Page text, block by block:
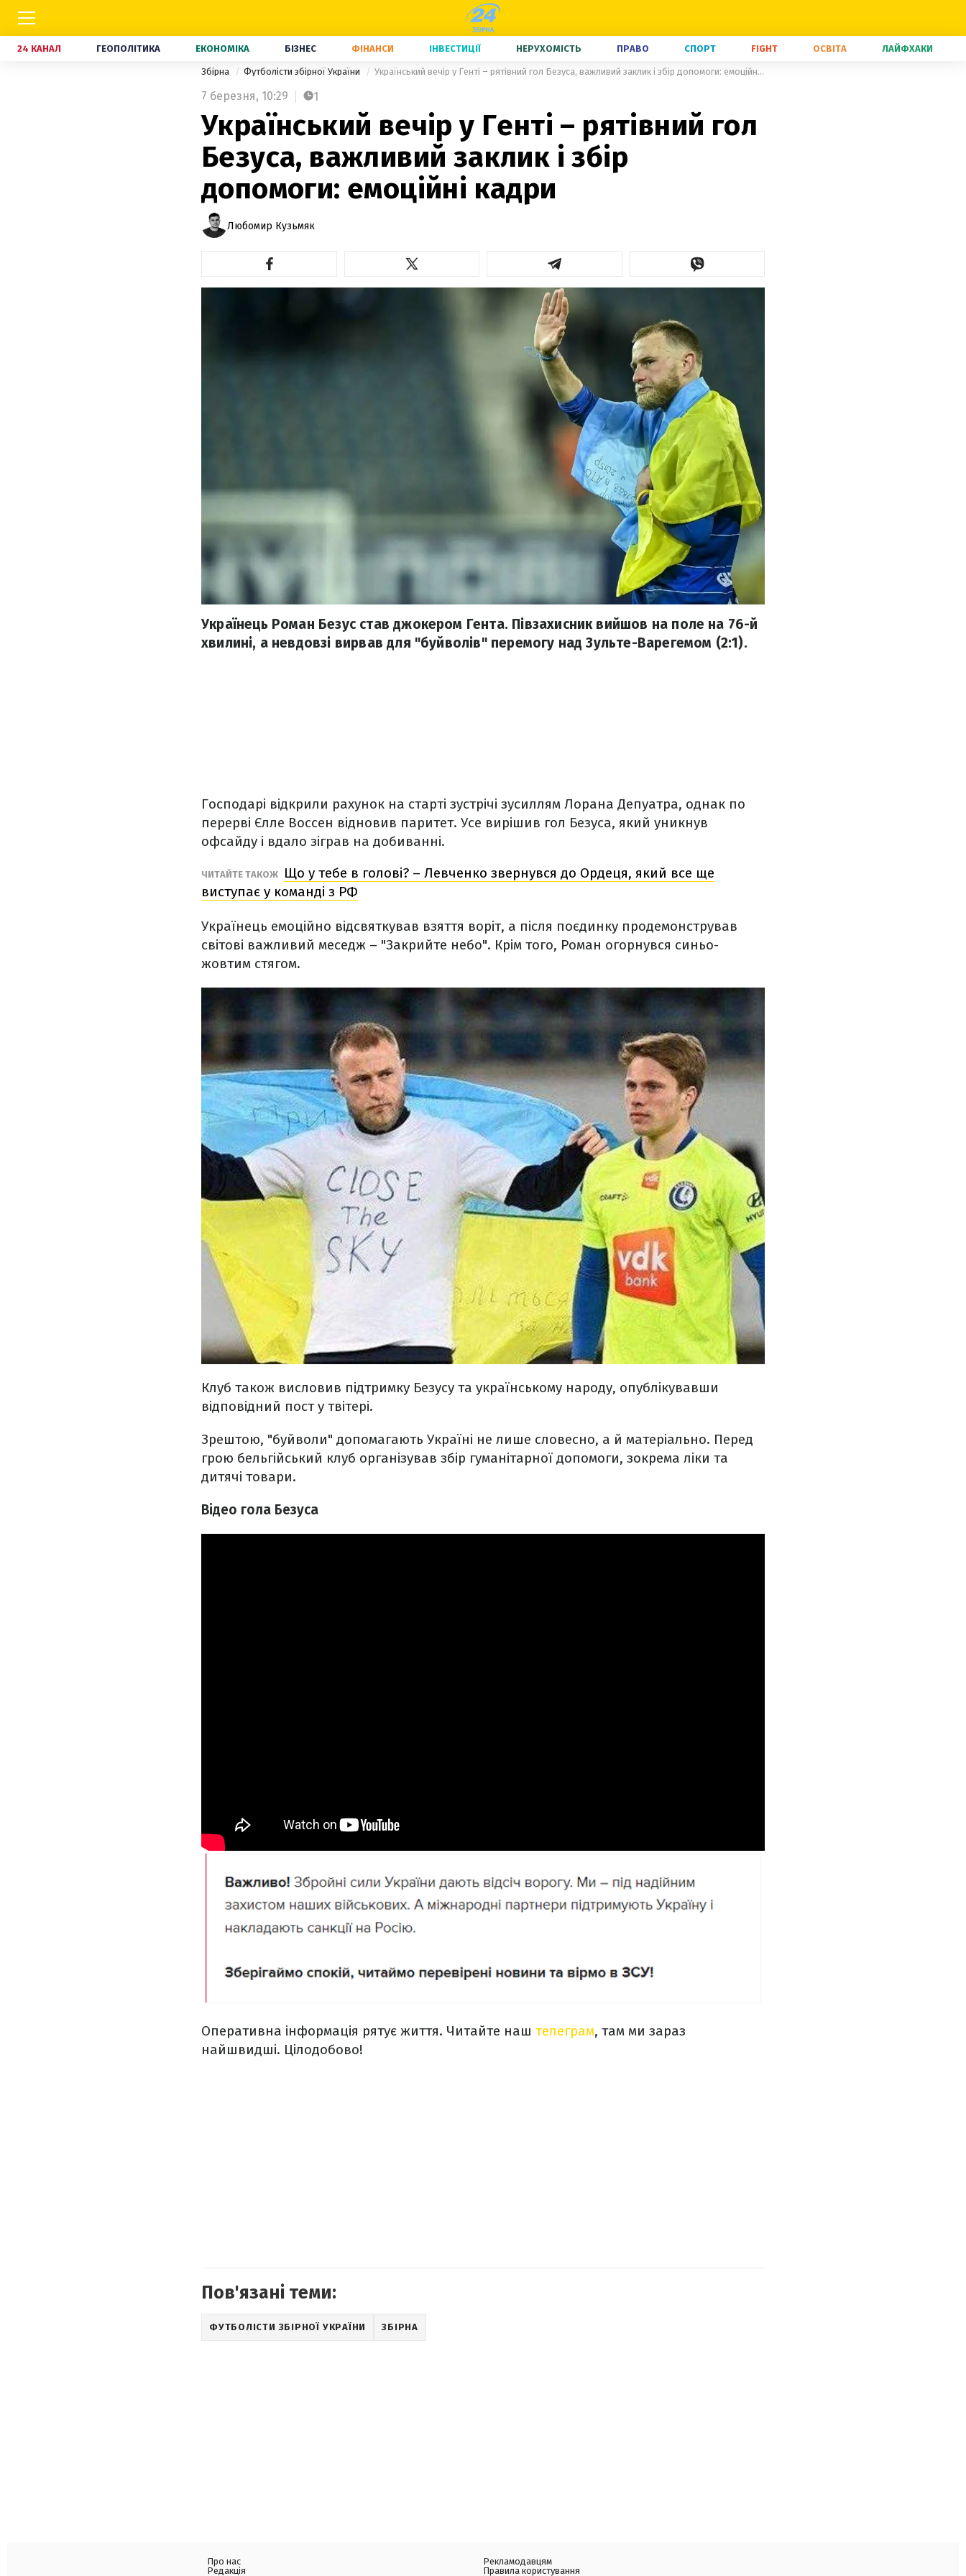
24 КАНАЛ ГЕОПОЛІТИКА ЕКОНОМІКА БІЗНЕС ФІНАНСИ ІНВЕСТИЦІЇ НЕРУХОМІСТЬ ПРАВО СПОРТ FIGHT ОСВІТА ЛАЙФХАКИ
Збірна Футболісти збірної України Український вечір у Генті – рятівний гол Безуса, важливий заклик і збір допомоги: емоційні кадри
7 березня, 10:29 1
Український вечір у Генті – рятівний гол
Безуса, важливий заклик і збір
допомоги: емоційні кадри
Любомир Кузьмяк
Українець Роман Безус став джокером Гента. Півзахисник вийшов на поле на 76-й
хвилині, а невдовзі вирвав для "буйволів" перемогу над Зульте-Варегемом (2:1).
Господарі відкрили рахунок на старті зустрічі зусиллям Лорана Депуатра, однак по
перерві Єлле Воссен відновив паритет. Усе вирішив гол Безуса, який уникнув
офсайду і вдало зіграв на добиванні.
ЧИТАЙТЕ ТАКОЖ
Що у тебе в голові? – Левченко звернувся до Ордеця, який все ще
виступає у команді з РФ
Українець емоційно відсвяткував взяття воріт, а після поєдинку продемонстрував
світові важливий меседж – "Закрийте небо". Крім того, Роман огорнувся синьо-
жовтим стягом.
Клуб також висловив підтримку Безусу та українському народу, опублікувавши
відповідний пост у твітері.
Зрештою, "буйволи" допомагають Україні не лише словесно, а й матеріально. Перед
грою бельгійський клуб організував збір гуманітарної допомоги, зокрема ліки та
дитячі товари.
Відео гола Безуса
Оперативна інформація рятує життя. Читайте наш телеграм, там ми зараз
найшвидші. Цілодобово!
Пов'язані теми:
ФУТБОЛІСТИ ЗБІРНОЇ УКРАЇНИ ЗБІРНА
Про нас
Редакція
Рекламодавцям
Правила користування